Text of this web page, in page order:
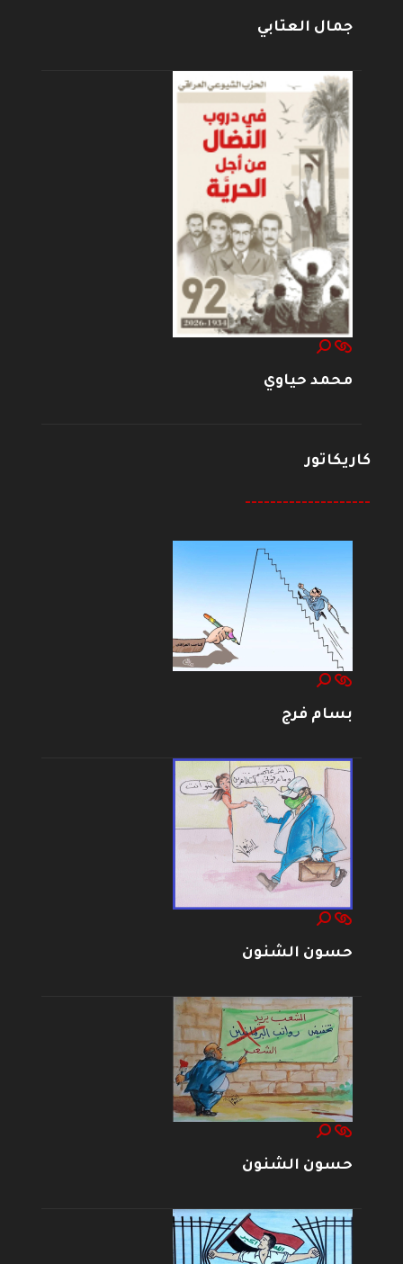
جمال العتابي
محمد حياوي
كاريكاتور
--------------------
بسام فرج
حسون الشنون
حسون الشنون